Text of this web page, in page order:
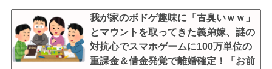
我が家のボドゲ趣味に「古臭いｗｗ」
とマウントを取ってきた義弟嫁、謎の
対抗心でスマホゲームに100万単位の
重課金＆借金発覚で離婚確定！「お前